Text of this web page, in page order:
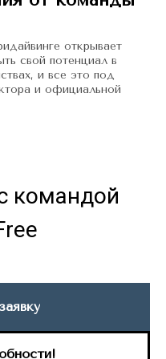
открывает
свой потенциал в
и все это под
и официальной
командой